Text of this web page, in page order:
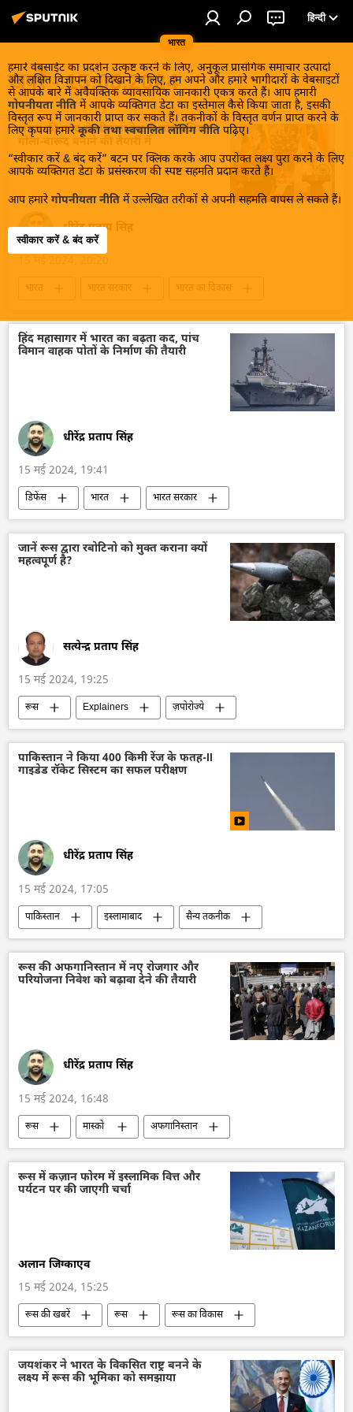
भारत
हिन्दी
हमारे वेबसाईट का प्रदर्शन उत्कृष्ट करने के लिए, अनुकूल प्रासंगिक समाचार उत्पादों
और लक्षित विज्ञापन को दिखाने के लिए, हम अपने और हमारे भागीदारों के वेबसाइटों
से आपके बारे में अवैयक्तिक व्यावसायिक जानकारी एकत्र करते हैं। आप हमारी
गोपनीयता नीति में आपके व्यक्तिगत डेटा का इस्तेमाल कैसे किया जाता है, इसकी
विस्तृत रूप में जानकारी प्राप्त कर सकते हैं। तकनीकों के विस्तृत वर्णन प्राप्त करने के
लिए कृपया हमारे कूकी तथा स्वचालित लॉगिंग नीति पढ़िए।
“स्वीकार करें & बंद करें” बटन पर क्लिक करके आप उपरोक्त लक्ष्य पुरा करने के लिए
आपके व्यक्तिगत डेटा के प्रसंस्करण की स्पष्ट सहमति प्रदान करते हैं।
आप हमारे गोपनीयता नीति में उल्लेखित तरीकों से अपनी सहमति वापस ले सकते हैं।
स्वीकार करें & बंद करें
खबरें - 15.05.2024
भारत की मदद से श्रीलंका देश में छोटे हथियार
गोला-बारूद बनाने की तैयारी में
धीरेंद्र प्रताप सिंह
भारत भारत सरकार
भारत का विकास
हथियारों की आपूर्ति
आयात
तकनीकी विकास
सैन्य सहायता
हिंद महासागर में भारत का बढ़ता कद, पांच
विमान वाहक पोतों के निर्माण की तैयारी
धीरेंद्र प्रताप सिंह
15 मई 2024, 19:41
डिफेंस भारत
भारत सरकार
भारतीय सेना
भारतीय सशस्‍त्र सेनाएँ
भारतीय नौसेना
भारतीय वायुसेना
रूस के युद्धपोत
जानें रूस द्वारा रबोटिनो को मुक्त कराना क्यों
महत्वपूर्ण है?
सत्येन्द्र प्रताप सिंह
15 मई 2024, 19:25
रूस Explainers
ज़पोरोज्ये
ज़पोरोज्ये परमाणु ऊर्जा संयंत्र
वोलोडिमिर ज़ेलेंस्की
रूसी सेना
यूक्रेन सशस्त्र बल
यूक्रेन का जवाबी हमला
विशेष सैन्य अभियान
पाकिस्तान ने किया 400 किमी रेंज के फतह-II
गाइडेड रॉकेट सिस्टम का सफल परीक्षण
धीरेंद्र प्रताप सिंह
15 मई 2024, 17:05
पाकिस्तान इस्लामाबाद
सैन्य तकनीक
तकनीकी विकास
विज्ञान एवं प्रौद्योगिकी
रॉकेट प्रक्षेपण
हथियारों की आपूर्ति
डिफेंस दक्षिण एशिया
रूस की अफगानिस्तान में नए रोजगार और
परियोजना निवेश को बढ़ावा देने की तैयारी
धीरेंद्र प्रताप सिंह
15 मई 2024, 16:48
रूस मास्को
अफगानिस्तान
रूस की खबरें
द्विपक्षीय व्यापार
व्यापार गलियारा
द्विपक्षीय रिश्ते
रूस में कज़ान फोरम में इस्लामिक वित्त और
पर्यटन पर की जाएगी चर्चा
अलान जिग्काएव
15 मई 2024, 15:25
रूस की खबरें रूस
रूस का विकास
आर्थिक मंच
पर्यटन
विज्ञान एवं प्रौद्योगिकी
वित्तीय प्रणाली
खेल
भारत
कतर
ईरान
लीबिया
जयशंकर ने भारत के विकसित राष्ट्र बनने के
लक्ष्य में रूस की भूमिका को समझाया